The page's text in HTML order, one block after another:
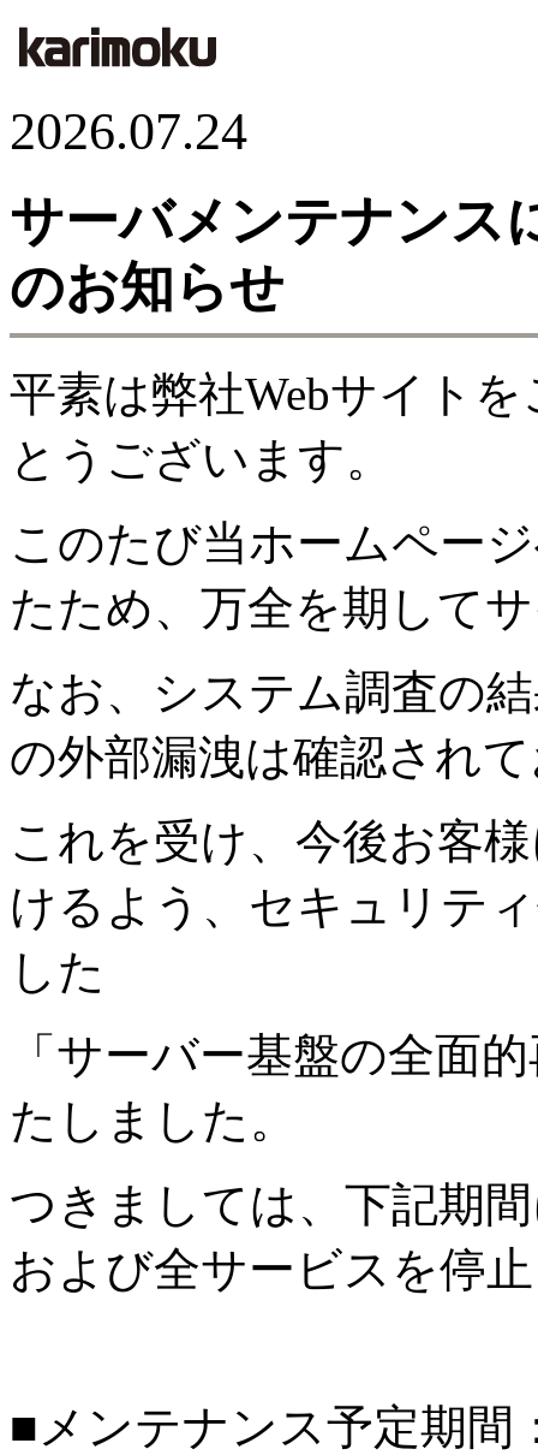
2026.07.24
サーバメンテナンス
のお知らせ
平素は弊社Webサイト
とうございます。
このたび当ホームペー
たため、万全を期して
なお、システム調査の
の外部漏洩は確認され
これを受け、今後お客
けるよう、セキュリテ
した
「サーバー基盤の全面
たしました。
つきましては、下記期
および全サービスを停
■メンテナンス予定期間